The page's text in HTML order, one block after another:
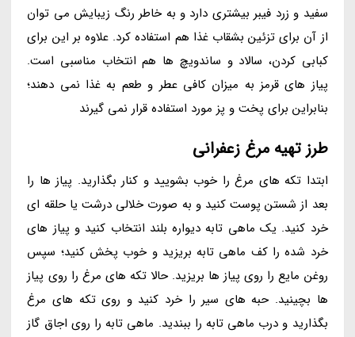
سفید و زرد فیبر بیشتری دارد و به خاطر رنگ زیبایش می توان
از آن برای تزئین بشقاب غذا هم استفاده کرد. علاوه بر این برای
کبابی کردن، سالاد و ساندویچ ها هم انتخاب مناسبی است.
پیاز های قرمز به میزان کافی عطر و طعم به غذا نمی دهند؛
بنابراین برای پخت و پز مورد استفاده قرار نمی گیرند
طرز تهیه مرغ زعفرانی
ابتدا تکه های مرغ را خوب بشویید و کنار بگذارید. پیاز ها را
بعد از شستن پوست کنید و به صورت خلالی درشت یا حلقه ای
خرد کنید. یک ماهی تابه دیواره بلند انتخاب کنید و پیاز های
خرد شده را کف ماهی تابه بریزید و خوب پخش کنید؛ سپس
روغن مایع را روی پیاز ها بریزید. حالا تکه های مرغ را روی پیاز
ها بچینید. حبه های سیر را خرد کنید و روی تکه های مرغ
بگذارید و درب ماهی تابه را ببندید. ماهی تابه را روی اجاق گاز